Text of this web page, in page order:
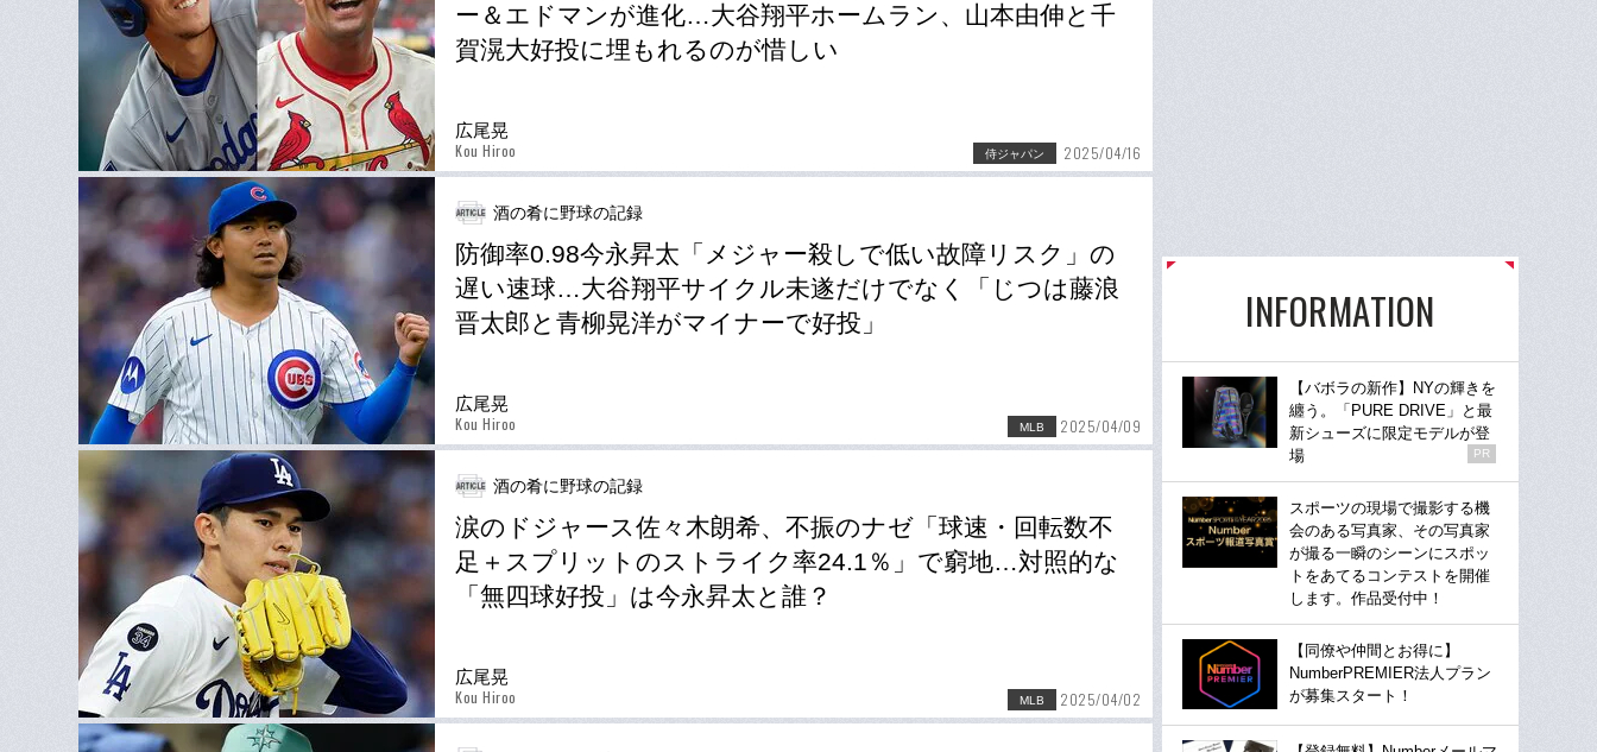
ー＆エドマンが進化…大谷翔平ホームラン、山本由伸と千
賀滉大好投に埋もれるのが惜しい
広尾晃
Kou Hiroo 侍ジャパン 2025/04/16
酒の肴に野球の記録
防御率0.98今永昇太「メジャー殺しで低い故障リスク」の
遅い速球…大谷翔平サイクル未遂だけでなく「じつは藤浪
晋太郎と青柳晃洋がマイナーで好投」
広尾晃
Kou Hiroo MLB 2025/04/09
酒の肴に野球の記録
涙のドジャース佐々木朗希、不振のナゼ「球速・回転数不
足＋スプリットのストライク率24.1％」で窮地…対照的な
「無四球好投」は今永昇太と誰？
広尾晃
Kou Hiroo MLB 2025/04/02
INFORMATION
【バボラの新作】NYの輝きを
纏う。「PURE DRIVE」と最
新シューズに限定モデルが登
場
PR
スポーツの現場で撮影する機
会のある写真家、その写真家
が撮る一瞬のシーンにスポッ
トをあてるコンテストを開催
します。作品受付中！
【同僚や仲間とお得に】
NumberPREMIER法人プラン
が募集スタート！